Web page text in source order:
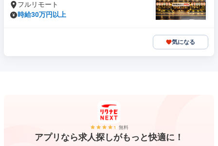
フルリモート
時給30万円以上
気になる
無料
アプリなら求人探しがもっと快適に！